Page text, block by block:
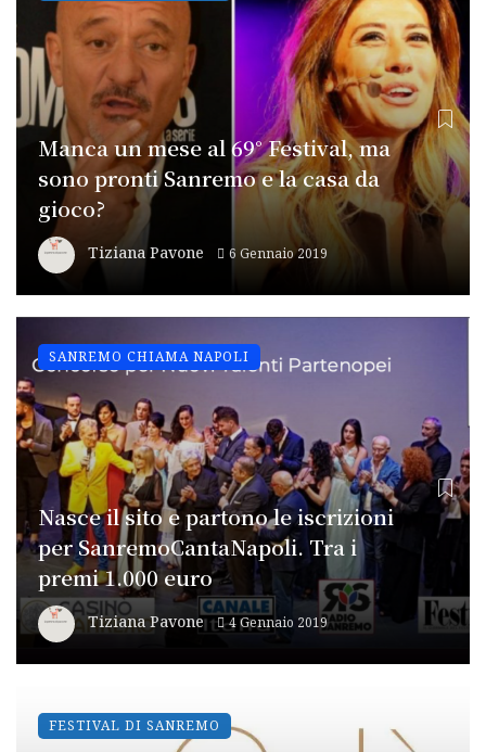
Manca un mese al 69° Festival, ma
sono pronti Sanremo e la casa da
gioco?
Tiziana Pavone 6 Gennaio 2019
Nasce il sito e partono le iscrizioni
per SanremoCantaNapoli. Tra i
premi 1.000 euro
Tiziana Pavone 4 Gennaio 2019
SANREMO CHIAMA NAPOLI
FESTIVAL DI SANREMO